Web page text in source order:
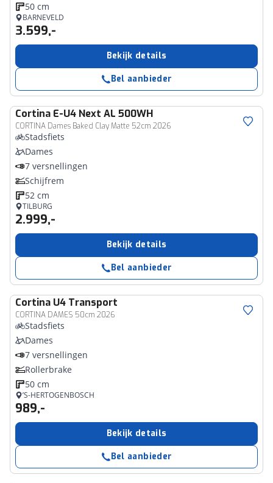
50 cm
BARNEVELD
3.599,-
Bekijk details
Bel aanbieder
Cortina E-U4 Next AL 500WH
CORTINA Dames Baked Clay Matte 52cm 2026
Stadsfiets
Dames
7 versnellingen
Schijfrem
52 cm
TILBURG
2.999,-
Bekijk details
Bel aanbieder
Cortina U4 Transport
CORTINA DAMES 50cm 2026
Stadsfiets
Dames
7 versnellingen
Rollerbrake
50 cm
’S-HERTOGENBOSCH
989,-
Bekijk details
Bel aanbieder